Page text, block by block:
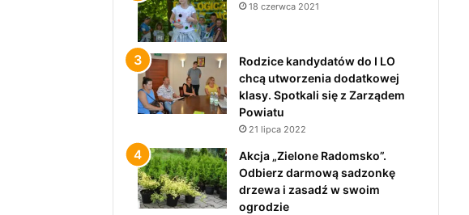
18 czerwca 2021
Rodzice kandydatów do I LO
chcą utworzenia dodatkowej
klasy. Spotkali się z Zarządem
Powiatu
21 lipca 2022
Akcja „Zielone Radomsko”.
Odbierz darmową sadzonkę
drzewa i zasadź w swoim
ogrodzie